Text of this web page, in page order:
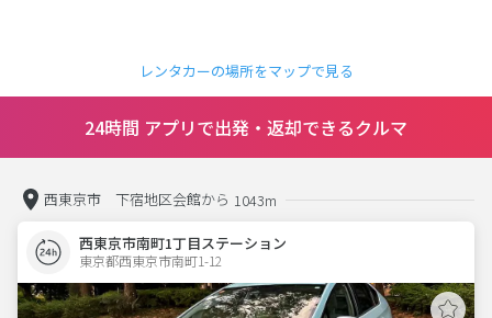
レンタカーの場所をマップで見る
24時間 アプリで出発・返却できるクルマ
西東京市 下宿地区会館から 1043m
西東京市南町1丁目ステーション
東京都西東京市南町1-12